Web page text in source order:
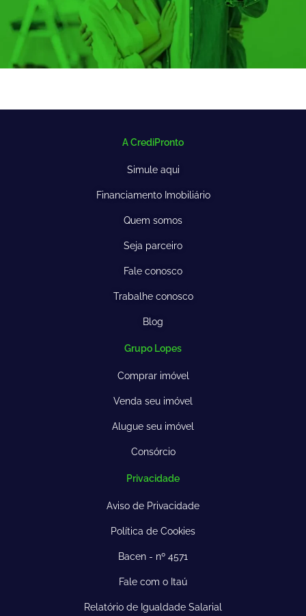
A CrediPronto
Simule aqui
Financiamento Imobiliário
Quem somos
Seja parceiro
Fale conosco
Trabalhe conosco
Blog
Grupo Lopes
Comprar imóvel
Venda seu imóvel
Alugue seu imóvel
Consórcio
Privacidade
Aviso de Privacidade
Política de Cookies
Bacen - nº 4571
Fale com o Itaú
Relatório de Igualdade Salarial